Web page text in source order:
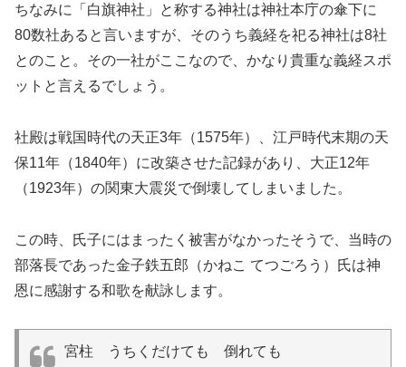
ちなみに「白旗神社」と称する神社は神社本庁の傘下に
80数社あると言いますが、そのうち義経を祀る神社は8社
とのこと。その一社がここなので、かなり貴重な義経スポ
ットと言えるでしょう。
社殿は戦国時代の天正3年（1575年）、江戸時代末期の天
保11年（1840年）に改築させた記録があり、大正12年
（1923年）の関東大震災で倒壊してしまいました。
この時、氏子にはまったく被害がなかったそうで、当時の
部落長であった金子鉄五郎（かねこ てつごろう）氏は神
恩に感謝する和歌を献詠します。
宮柱 うちくだけても 倒れても